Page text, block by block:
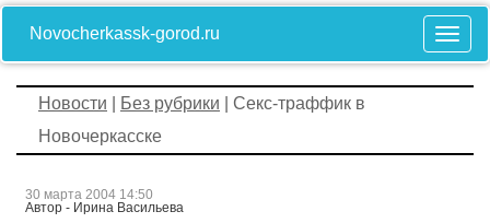
Novocherkassk-gorod.ru
Новости Без рубрики | Секс-траффик в
Новочеркасске
30 марта 2004 14:50
Автор - Ирина Васильева